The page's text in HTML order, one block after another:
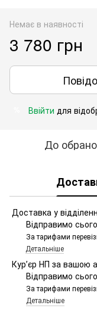
Немає в наявності
3 780 грн
Ввійти для
До
Доставка у
Відправимо
За тарифами
Детальніше
Курʼєр НП за вашою
Відправимо
За тарифами
Детальніше